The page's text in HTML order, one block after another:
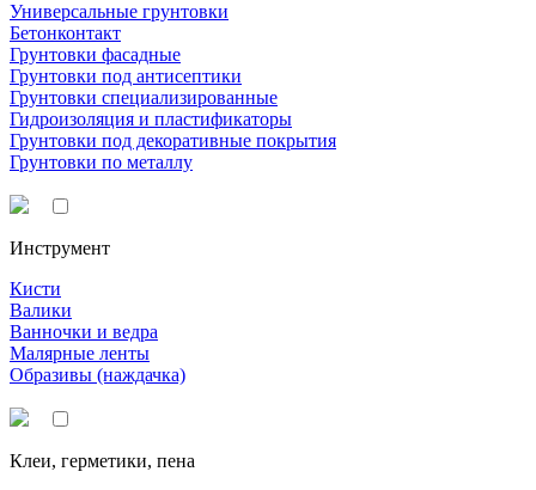
Универсальные грунтовки
Бетонконтакт
Грунтовки фасадные
Грунтовки под антисептики
Грунтовки специализированные
Гидроизоляция и пластификаторы
Грунтовки под декоративные покрытия
Грунтовки по металлу
Инструмент
Кисти
Валики
Ванночки и ведра
Малярные ленты
Образивы (наждачка)
Клеи, герметики, пена